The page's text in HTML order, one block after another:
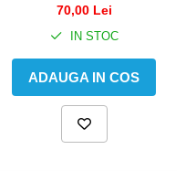
70,00 Lei
IN STOC
ADAUGA IN COS